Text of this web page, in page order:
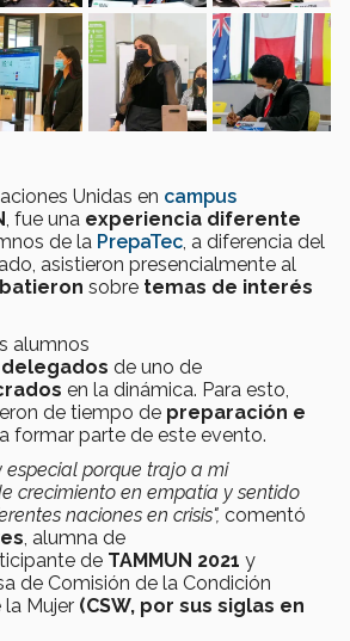
Unidas en campus
, fue una experiencia diferente
de la PrepaTec , a diferencia del
asistieron presencialmente al
sobre temas de interés
alumnos
delegados de uno de
en la dinámica. Para esto,
de tiempo de preparación e
formar parte de este evento.
especial porque trajo a mi
crecimiento en empatía y sentido
naciones en crisis", comentó
, alumna de
de TAMMUN 2021 y
de Comisión de la Condición
la Mujer (CSW, por sus siglas en